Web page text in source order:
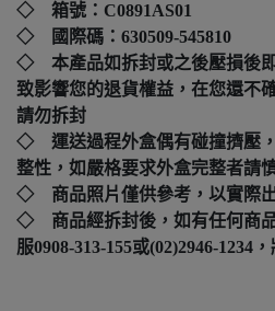
◇ 箱號：C0891AS01
◇ 國際碼： 630509-545810
◇ 本產品如拆封或之後壓損後
致影響您的退貨權益，在您還不
請勿拆封
◇ 運送過程外盒偶有碰撞擠壓
整性，如嚴格要求外盒完整者請
◇ 商品照片僅供參考，以實際
◇ 商品經拆封後，如有任何商
服0908-313-155或(02)2946-1234